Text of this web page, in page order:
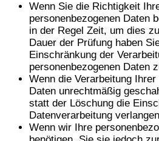
Wenn Sie die Richtigkeit
personenbezogenen Daten
in der Regel Zeit, um dies
Dauer der Prüfung haben
Einschränkung der
personenbezogenen Daten
Wenn die Verarbeitung
Daten unrechtmäßig
statt der Löschung die
Datenverarbeitung
Wenn wir Ihre